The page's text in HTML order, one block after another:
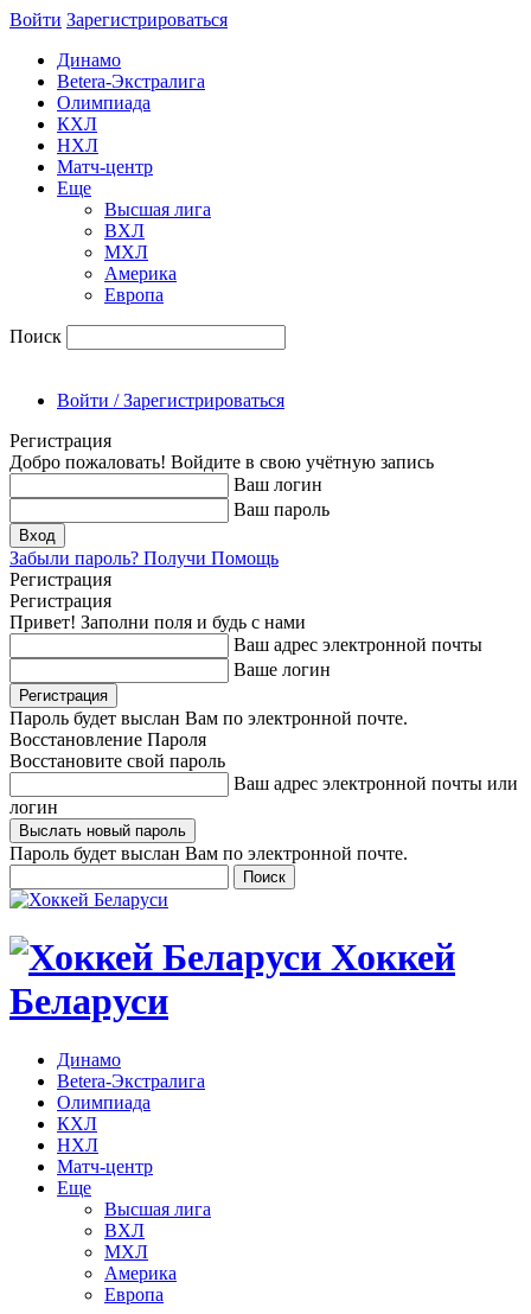
Войти Зарегиcтрироваться
Динамо
Betera-Экстралига
Олимпиада
КХЛ
НХЛ
Матч-центр
Еще
Высшая лига
ВХЛ
МХЛ
Америка
Европа
Поиск
Войти / Зарегистрироваться
Регистрация
Добро пожаловать! Войдите в свою учётную запись
Ваш логин
Ваш пароль
Забыли пароль? Получи Помощь
Регистрация
Регистрация
Привет! Заполни поля и будь с нами
Ваш адрес электронной почты
Ваше логин
Пароль будет выслан Вам по электронной почте.
Восстановление Пароля
Восстановите свой пароль
Ваш адрес электронной почты или
логин
Пароль будет выслан Вам по электронной почте.
Хоккей
Беларуси
Динамо
Betera-Экстралига
Олимпиада
КХЛ
НХЛ
Матч-центр
Еще
Высшая лига
ВХЛ
МХЛ
Америка
Европа